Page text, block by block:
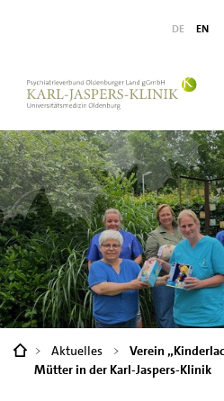
DE EN
You
are
Aktuelles
Verein
Mütter in der Karl-Jaspers-Klinik